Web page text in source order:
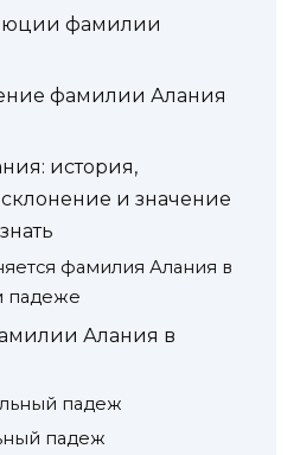
фамилии
фамилии Алания
история,
и значение
фамилия Алания в
падеже
Алания в
падеж
падеж